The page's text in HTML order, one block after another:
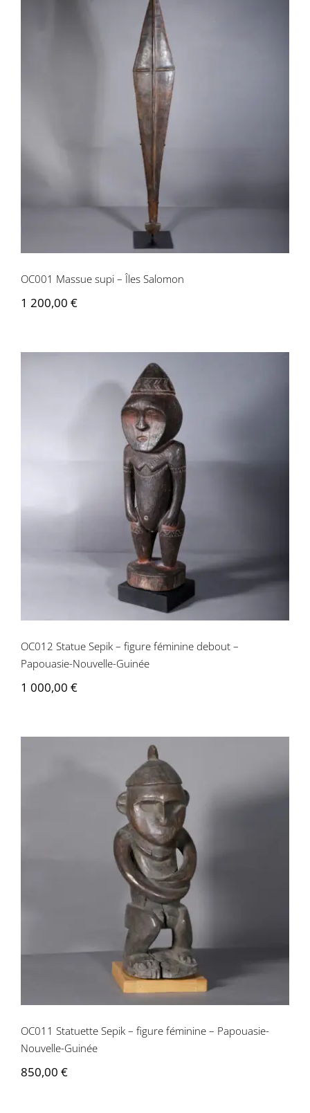
OC001 Massue supi – Îles Salomon
OC001 Massue supi – Îles Salomon
1 200,00 €
OC012 Statue Sepik – figure féminine
debout – Papouasie-Nouvelle-Guinée
OC012 Statue Sepik – figure féminine debout –
Papouasie-Nouvelle-Guinée
1 000,00 €
OC011 Statuette Sepik – figure féminine
– Papouasie-Nouvelle-Guinée
OC011 Statuette Sepik – figure féminine – Papouasie-
Nouvelle-Guinée
850,00 €